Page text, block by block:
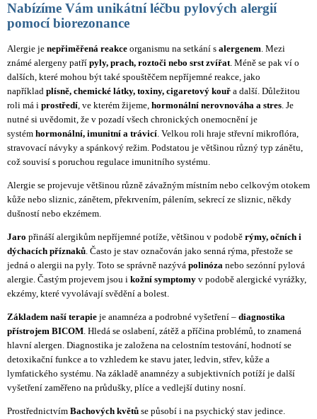
Nabízíme Vám unikátní léčbu pylových alergií
pomocí biorezonance
Alergie je nepřiměřená reakce organismu na setkání s alergenem. Mezi
známé alergeny patří pyly, prach, roztoči nebo srst zvířat. Méně se pak ví o
dalších, které mohou být také spouštěčem nepříjemné reakce, jako
například plísně, chemické látky, toxiny, cigaretový kouř a další. Důležitou
roli má i prostředí, ve kterém žijeme, hormonální nerovnováha a stres. Je
nutné si uvědomit, že v pozadí všech chronických onemocnění je
systém hormonální, imunitní a trávicí. Velkou roli hraje střevní mikroflóra,
stravovací návyky a spánkový režim. Podstatou je většinou různý typ zánětu,
což souvisí s poruchou regulace imunitního systému.
Alergie se projevuje většinou různě závažným místním nebo celkovým otokem
kůže nebo sliznic, zánětem, překrvením, pálením, sekrecí ze sliznic, někdy
dušností nebo ekzémem.
Jaro přináší alergikům nepříjemné potíže, většinou v podobě rýmy, očních i
dýchacích příznaků. Často je stav označován jako senná rýma, přestože se
jedná o alergii na pyly. Toto se správně nazývá polinóza nebo sezónní pylová
alergie. Častým projevem jsou i kožní symptomy v podobě alergické vyrážky,
ekzémy, které vyvolávají svědění a bolest.
Základem naší terapie je anamnéza a podrobné vyšetření – diagnostika
přístrojem BICOM. Hledá se oslabení, zátěž a příčina problémů, to znamená
hlavní alergen. Diagnostika je založena na celostním testování, hodnotí se
detoxikační funkce a to vzhledem ke stavu jater, ledvin, střev, kůže a
lymfatického systému. Na základě anamnézy a subjektivních potíží je další
vyšetření zaměřeno na průdušky, plíce a vedlejší dutiny nosní.
Prostřednictvím Bachových květů se působí i na psychický stav jedince.